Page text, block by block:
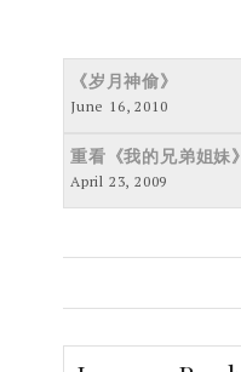
《岁月神偷》
June 16, 2010
重看《我的兄弟姐妹》
April 23, 2009